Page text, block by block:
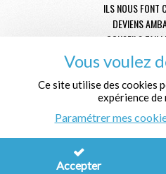
ILS NOUS FONT
DEVIENS
CONSEILS
CONDITIONS
MENTIONS
POLITIQUE DE
QUI
Vous voulez
Ce site utilise des cookies
expérience
Paramétrer mes
Accepter